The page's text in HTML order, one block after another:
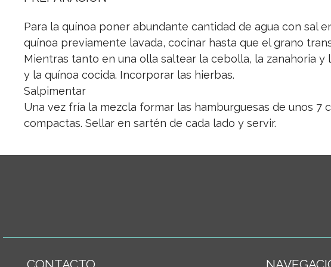
Para la quínoa poner abundante cantidad de agua con sal
quínoa previamente lavada, cocinar hasta que el grano
Mientras tanto en una olla saltear la cebolla, la zanahoria y
y la quínoa cocida. Incorporar las hierbas.
Salpimentar
Una vez fría la mezcla formar las hamburguesas de unos 7
compactas. Sellar en sartén de cada lado y servir.